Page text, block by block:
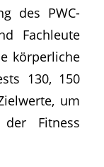
des PWC-
Fachleute
körperliche
130, 150
um
Fitness